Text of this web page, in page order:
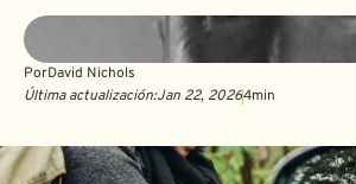
PorDavid Nichols
Última actualización:Jan 22, 20264min